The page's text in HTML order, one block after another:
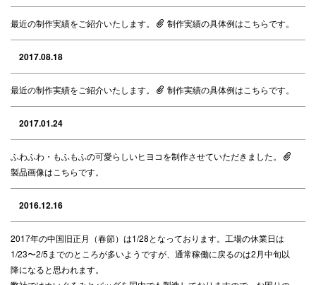
最近の制作実績をご紹介いたします。 制作実績の具体例はこちらです。
2017.08.18
最近の制作実績をご紹介いたします。 制作実績の具体例はこちらです。
2017.01.24
ふわふわ・もふもふの可愛らしいヒヨコを制作させていただきました。
製品画像はこちらです。
2016.12.16
2017年の中国旧正月（春節）は1/28となっております。工場の休業日は
1/23〜2/5までのところが多いようですが、通常稼働に戻るのは2月中旬以
降になると思われます。